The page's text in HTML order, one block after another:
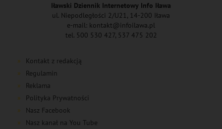
Iławski Dziennik Internetowy Info Iława
ul. Niepodległości 2/U21, 14-200 Iława
e-mail: kontakt@infoilawa.pl
tel. 500 530 427, 537 475 202
Kontakt z redakcją
Regulamin
Reklama
Polityka Prywatności
Nasz Facebook
Nasz kanał na You Tube